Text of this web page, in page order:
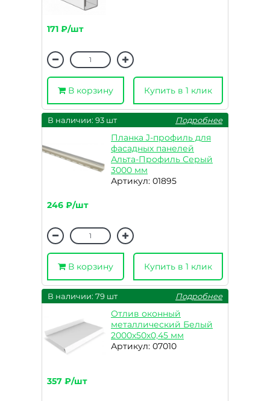
171 ₽/шт
В корзину Купить в 1 клик
В наличии: 93 шт Подробнее
Планка J-профиль для
фасадных панелей
Альта-Профиль Серый
3000 мм
Артикул: 01895
246 ₽/шт
В корзину Купить в 1 клик
В наличии: 79 шт Подробнее
Отлив оконный
металлический Белый
2000х50х0,45 мм
Артикул: 07010
357 ₽/шт